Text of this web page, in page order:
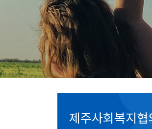
제주사회복지협